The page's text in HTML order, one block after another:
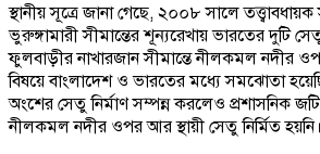
স্থানীয় সূত্রে জানা গেছে, ২০০৮ সালে
ভুরুঙ্গামারী সীমান্তের শূন্যরেখায় ভারতের দুটি সেতু
ফুলবাড়ীর নাখারজান সীমান্তে নীলকমল নদীর
বিষয়ে বাংলাদেশ ও ভারতের মধ্যে সমঝোতা
অংশের সেতু নির্মাণ সম্পন্ন করলেও প্রশাসনিক
নীলকমল নদীর ওপর আর স্থায়ী সেতু নির্মিত হয়নি।